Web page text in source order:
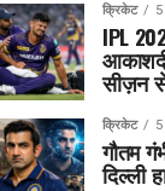
क्रिकेट
IPL
सीज़न
क्रिकेट
गौतम
दिल्ली